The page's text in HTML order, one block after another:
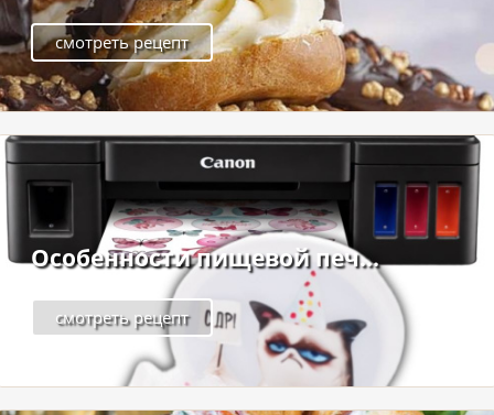
смотреть рецепт
Особенности пищевой печ...
смотреть рецепт